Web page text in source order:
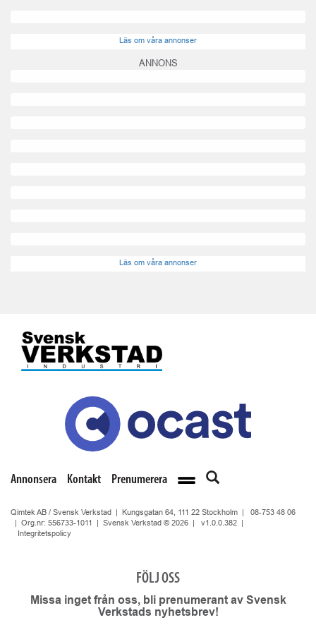
Läs om våra annonser
ANNONS
Läs om våra annonser
Annonsera Kontakt Prenumerera
Qimtek AB / Svensk Verkstad | Kungsgatan 64, 111 22 Stockholm | 08-753 48 06
| Org.nr: 556733-1011 | Svensk Verkstad © 2026 | v1.0.0.382
Integritetspolicy
FÖLJ OSS
Missa inget från oss, bli prenumerant av Svensk
Verkstads nyhetsbrev!